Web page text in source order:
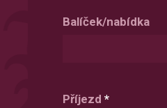
Balíček/nabídka
Příjezd *